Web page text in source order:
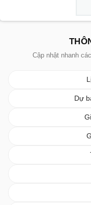
Cập nhật nhanh
Dự